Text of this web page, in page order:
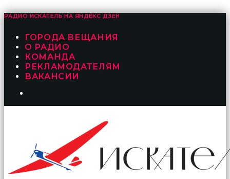
РАДИО ИСКАТЕЛЬ НА ЯНДЕКС ДЗЕН
ГОРОДА ВЕЩАНИЯ
О РАДИО
КОМАНДА
РЕКЛАМОДАТЕЛЯМ
ВАКАНСИИ